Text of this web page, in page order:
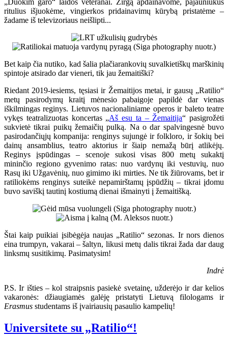
„Duokim garo“ laidos veteranai. Žirgą apdainavome, pajauniukus
ritulius išjuokėme, vingierkos pridainavimų kūrybą pristatėme –
žadame iš televizoriaus neišlipti...
Bet kaip čia nutiko, kad šalia plačiarankovių suvalkietiškų marškinių
spintoje atsirado dar vieneri, tik jau žemaitiški?
Riedant 2019-iesiems, tęsiasi ir Žemaitijos metai, ir gausų „Ratilio“
metų pasirodymų kraitį mėnesio pabaigoje papildė dar vienas
iškilmingas reginys. Lietuvos nacionaliniame operos ir baleto teatre
vykęs teatralizuotas koncertas „Aš esu ta – Žemaitija“ pasigrožėti
sukvietė tikrai puikų žemaičių pulką. Na o dar spalvingesnė buvo
pasirodančiųjų kompanija: renginys sujungė ir folkloro, ir šokių bei
dainų ansamblius, teatro aktorius ir šiaip nemažą būrį atlikėjų.
Reginys įspūdingas – scenoje sukosi visas 800 metų sukaktį
mininčio regiono gyvenimo ratas: nuo vardynų iki vestuvių, nuo
Rasų iki Užgavėnių, nuo gimimo iki mirties. Ne tik žiūrovams, bet ir
ratiliokėms renginys suteikė nepamirštamų įspūdžių – tikrai įdomu
buvo saviškį tautinį kostiumą dienai išmainyti į žemaitišką.
Štai kaip puikiai įsibėgėja naujas „Ratilio“ sezonas. Ir nors dienos
eina trumpyn, vakarai – šaltyn, likusi metų dalis tikrai žada dar daug
linksmų susitikimų. Pasimatysim!
Indrė
P.S. Ir išties – kol straipsnis pasiekė svetainę, užderėjo ir dar kelios
vakaronės: džiaugiamės galėję pristatyti Lietuvą filologams ir
Erasmus studentams iš įvairiausių pasaulio kampelių!
Universitete su „Ratilio“!